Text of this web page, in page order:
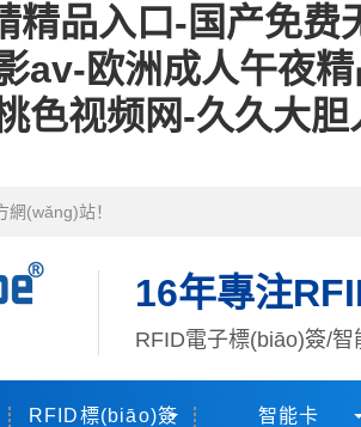
精品入口-国产免
av-欧洲成人午夜
色视频网-久久大
(wǎng)站！
16年專注
RFID電子標(biāo)簽/
RFID標(biāo)簽 智能卡